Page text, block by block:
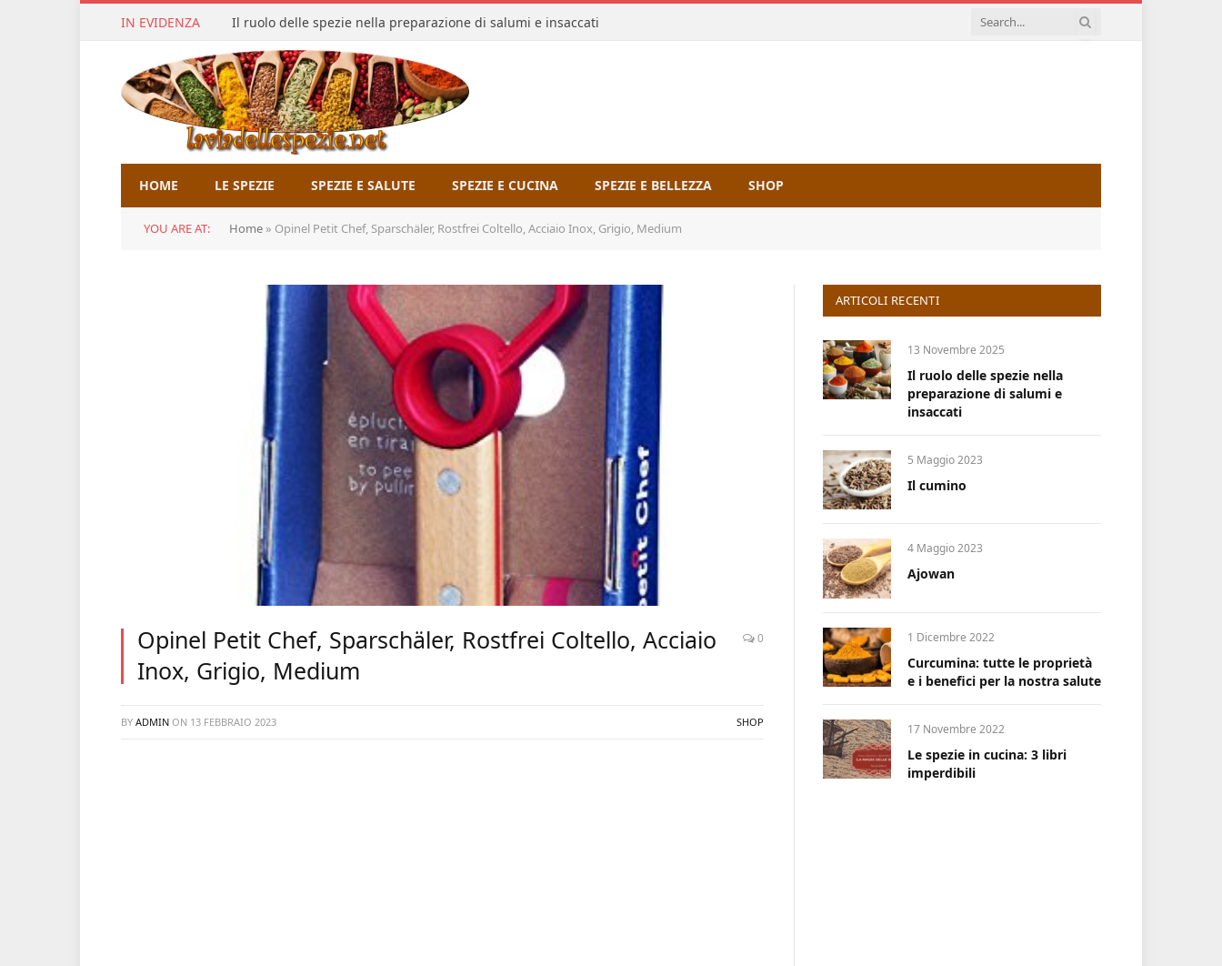
IN EVIDENZA Il ruolo delle spezie nella preparazione di salumi e insaccati
HOME LE SPEZIE SPEZIE E SALUTE SPEZIE E CUCINA SPEZIE E BELLEZZA SHOP
YOU ARE AT: Home » Opinel Petit Chef, Sparschäler, Rostfrei Coltello, Acciaio Inox, Grigio, Medium
Opinel Petit Chef, Sparschäler, Rostfrei Coltello, Acciaio
Inox, Grigio, Medium
0
BY ADMIN ON 13 FEBBRAIO 2023 SHOP
ARTICOLI RECENTI
13 Novembre 2025
Il ruolo delle spezie nella
preparazione di salumi e
insaccati
5 Maggio 2023
Il cumino
4 Maggio 2023
Ajowan
1 Dicembre 2022
Curcumina: tutte le proprietà
e i benefici per la nostra salute
17 Novembre 2022
Le spezie in cucina: 3 libri
imperdibili